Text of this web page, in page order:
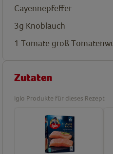
Cayennepfeffer
3g Knoblauch
1 Tomate groß
Zutaten
Iglo Produkte für dieses Rezept